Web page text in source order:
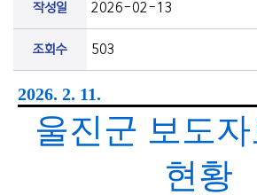
작성일 2026-02-13
조회수 503
2026. 2. 11.
울진군 보도
현황